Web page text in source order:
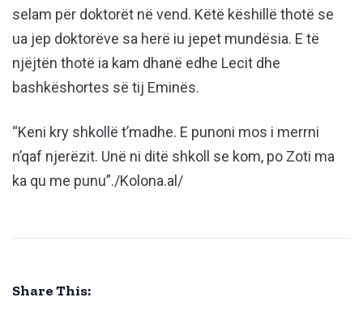
selam për doktorët në vend. Këtë këshillë thotë se
ua jep doktorëve sa herë iu jepet mundësia. E të
njëjtën thotë ia kam dhanë edhe Lecit dhe
bashkëshortes së tij Eminës.
“Keni kry shkollë t’madhe. E punoni mos i merrni
n’qaf njerëzit. Unë ni ditë shkoll se kom, po Zoti ma
ka qu me punu”./Kolona.al/
Share This: